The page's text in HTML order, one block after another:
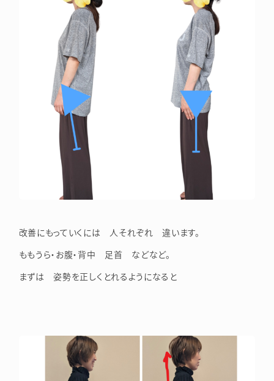
改善にもっていくには 人それぞれ 違います。
ももうら・お腹・背中 足首 などなど。
まずは 姿勢を正しくとれるようになると